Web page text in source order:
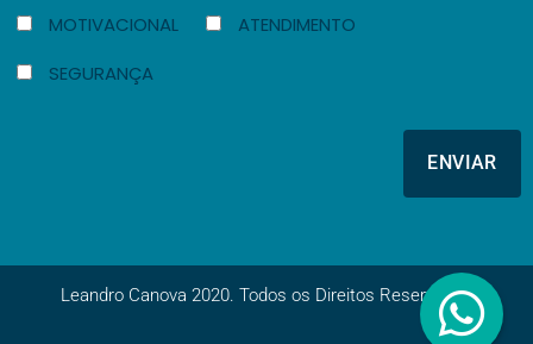
MOTIVACIONAL
ATENDIMENTO
SEGURANÇA
Leandro Canova 2020. Todos os Direitos Reservados